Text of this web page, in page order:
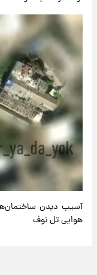
آسیب دیدن
هوایی تل نوف